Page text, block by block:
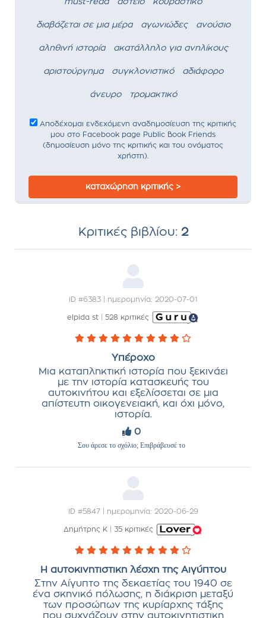
must-read αστείο κουραστικό
διαβάζεται σε μια μέρα αγωνιώδες ανούσιο
αληθινή ιστορία ακατάλληλο για ανηλίκους
αριστούργημα συγκλονιστικό αδιάφορο
άνευρο τρομακτικό
Αποδέχομαι ενδεχόμενη αναδημοσίευση της κριτικής
μου στο Facebook page Public Book Friends
(δημοσίευση μόνο της κριτικής και του ονόματος
χρήστη).
καταχώρηση κριτικής >
Κριτικές βιβλίου: 2
ID #6383 | ημερομηνία: 2020-07-01
elpida st 528 κριτικές
Υπέροχο
Μια καταπληκτική ιστορία που ξεκινάει
με την ιστορία κατασκευής του
αυτοκινήτου και εξελίσσεται σε μια
απίστευτη οικογενειακή, και όχι μόνο,
ιστορία.
0
Σου άρεσε το σχόλιο; Επιβράβευσέ το
ID #5847 | ημερομηνία: 2020-06-29
Δημήτρης Κ| 35 κριτικές
Η αυτοκινητιστικη λέσχη της Αιγύπτου
Στην Αίγυπτο της δεκαετίας του 1940 σε
ένα σκηνικό πόλωσης, η διάκριση μεταξύ
των προσώπων της κυρίαρχης τάξης
που συχνάζουν στην αυτοκινητιστικη